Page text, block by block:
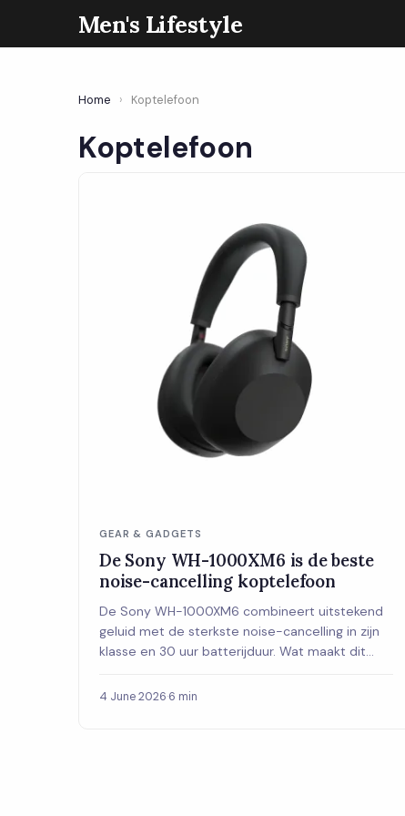
Men's Lifestyle
Home › Koptelefoon
Koptelefoon
GEAR & GADGETS
De Sony WH-1000XM6 is de beste
noise-cancelling koptelefoon
De Sony WH-1000XM6 combineert uitstekend
geluid met de sterkste noise-cancelling in zijn
klasse en 30 uur batterijduur. Wat maakt dit
het de moeite waard?
4 June 2026·6 min